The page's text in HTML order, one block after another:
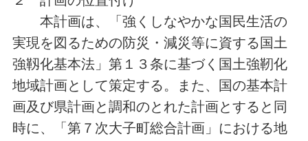
本計画は、「強くしなやかな国民生活の
実現を図るための防災・減災等に資する国土
強靱化基本法」第１３条に基づく国土強靭化
地域計画として策定する。また、国の基本計
画及び県計画と調和のとれた計画とすると同
時に、「第７次大子町総合計画」における地